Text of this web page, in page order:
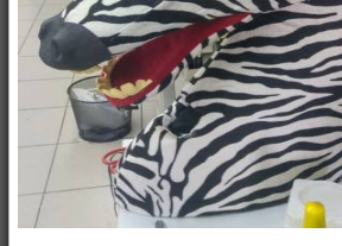
Show Kostümleri
Canlı Heykel Kostümleri
Kanatlar
Hizmetlerimiz
İletişim
Hakkımızda